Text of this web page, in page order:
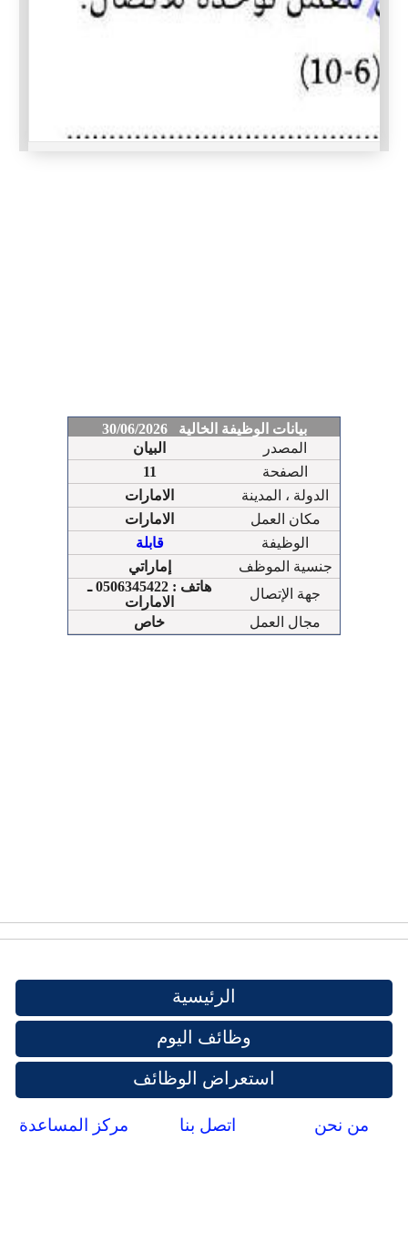
بيانات الوظيفة الخالية 30/06/2026
البيان
المصدر
11
الصفحة
الامارات
الدولة ، المدينة
الامارات
مكان العمل
قابلة
الوظيفة
إماراتي
جنسية الموظف
هاتف : 0506345422 ـ
الامارات
جهة الإتصال
خاص
مجال العمل
الرئيسية
وظائف اليوم
استعراض الوظائف
من نحن اتصل بنا مركز المساعدة